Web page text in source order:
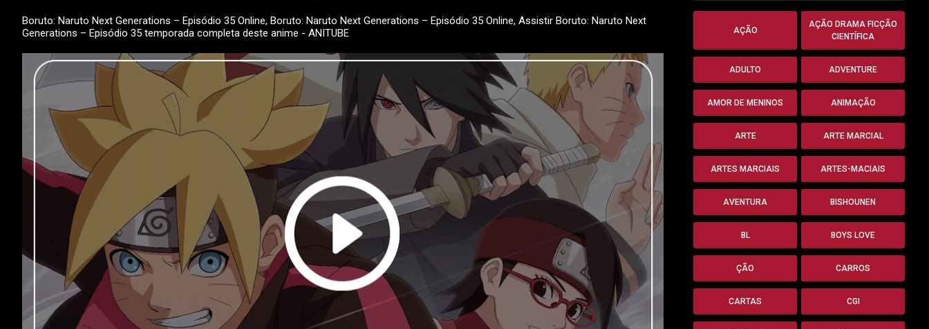
Boruto: Naruto Next Generations – Episódio 35 Online, Boruto: Naruto Next Generations – Episódio 35 Online, Assistir Boruto: Naruto Next
Generations – Episódio 35 temporada completa deste anime - ANITUBE
AÇÃO
AÇÃO DRAMA FICÇÃO
CIENTÍFICA
ADULTO ADVENTURE
AMOR DE MENINOS ANIMAÇÃO
ARTE ARTE MARCIAL
ARTES MARCIAIS ARTES-MACIAIS
AVENTURA BISHOUNEN
BL BOYS LOVE
ÇÃO CARROS
CARTAS CGI